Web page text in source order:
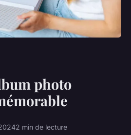
photo
2 min de lecture